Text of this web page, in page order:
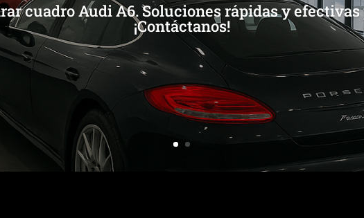
cuadro Audi A6. Soluciones rápidas y
¡Contáctanos!